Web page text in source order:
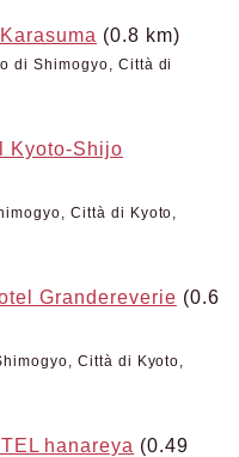
(0.8 km)
di Shimogyo, Città di
Kyoto-Shijo
Città di Kyoto,
Grandereverie (0.6
Città di Kyoto,
hanareya (0.49